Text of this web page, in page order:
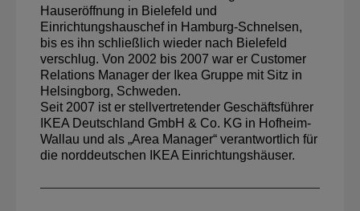
Hauseröffnung in Bielefeld und
Einrichtungshauschef in Hamburg-Schnelsen,
bis es ihn schließlich wieder nach Bielefeld
verschlug. Von 2002 bis 2007 war er Customer
Relations Manager der Ikea Gruppe mit Sitz in
Helsingborg, Schweden.
Seit 2007 ist er stellvertretender Geschäftsführer
IKEA Deutschland GmbH & Co. KG in Hofheim-
Wallau und als „Area Manager“ verantwortlich für
die norddeutschen IKEA Einrichtungshäuser.